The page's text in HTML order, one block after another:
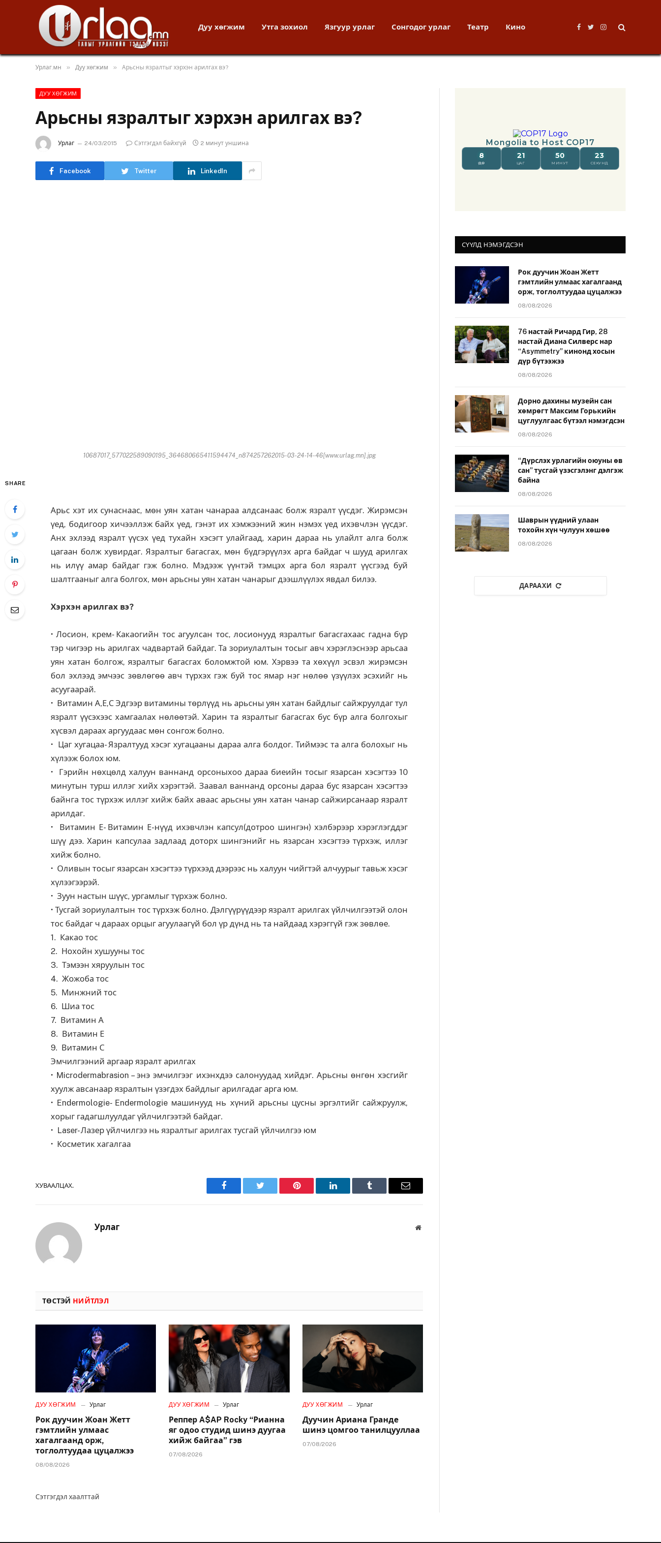
Дуу хөгжим Утга зохиол Язгуур урлаг Сонгодог урлаг Театр Кино
Facebook
TwitterInstagram
Урлаг.мн » Дуу хөгжим » Арьсны язралтыг хэрхэн арилгах вэ?
ДУУ ХӨГЖИМ
Арьсны язралтыг хэрхэн арилгах вэ?
Урлаг 24/03/2015 Сэтгэгдэл байхгүй 2 минут уншина
Facebook Twitter LinkedIn
10687017_577022589090195_364680665411594474_n874257262015-03-24-14-46[www.urlag.mn].jpg
SHARE
Арьс хэт их сунаснаас, мөн уян хатан чанараа алдсанаас болж язралт үүсдэг. Жирэмсэн
үед, бодигоор хичээллэж байх үед, гэнэт их хэмжээний жин нэмэх үед ихэвчлэн үүсдэг.
Анх эхлээд язралт үүсэх үед тухайн хэсэгт улайгаад, харин дараа нь улайлт алга болж
цагаан болж хувирдаг. Язралтыг багасгах, мөн бүдгэрүүлэх арга байдаг ч шууд арилгах
нь илүү амар байдаг гэж болно. Мэдээж үүнтэй тэмцэх арга бол язралт үүсгээд буй
шалтгааныг алга болгох, мөн арьсны уян хатан чанарыг дээшлүүлэх явдал билээ.
Хэрхэн арилгах вэ?
• Лосион, крем- Какаогийн тос агуулсан тос, лосионууд язралтыг багасгахаас гадна бүр
тэр чигээр нь арилгах чадвартай байдаг. Та зориулалтын тосыг авч хэрэглэснээр арьсаа
уян хатан болгож, язралтыг багасгах боломжтой юм. Хэрвээ та хөхүүл эсвэл жирэмсэн
бол эхлээд эмчээс зөвлөгөө авч түрхэх гэж буй тос ямар нэг нөлөө үзүүлэх эсэхийг нь
асуугаарай.
• Витамин А,Е,С Эдгээр витамины төрлүүд нь арьсны уян хатан байдлыг сайжруулдаг тул
язралт үүсэхээс хамгаалах нөлөөтэй. Харин та язралтыг багасгах бус бүр алга болгохыг
хүсвэл дараах аргуудаас мөн сонгож болно.
• Цаг хугацаа- Язралтууд хэсэг хугацааны дараа алга болдог. Тиймээс та алга болохыг нь
хүлээж болох юм.
• Гэрийн нөхцөлд халуун ваннанд орсоныхоо дараа биеийн тосыг язарсан хэсэгтээ 10
минутын турш иллэг хийх хэрэгтэй. Заавал ваннанд орсоны дараа бус язарсан хэсэгтээ
байнга тос түрхэж иллэг хийж байх аваас арьсны уян хатан чанар сайжирсанаар язралт
арилдаг.
• Витамин Е- Витамин Е-нүүд ихэвчлэн капсул(дотроо шингэн) хэлбэрээр хэрэглэгддэг
шүү дээ. Харин капсулаа задлаад доторх шингэнийг нь язарсан хэсэгтээ түрхэж, иллэг
хийж болно.
• Оливын тосыг язарсан хэсэгтээ түрхээд дээрээс нь халуун чийгтэй алчуурыг тавьж хэсэг
хүлээгээрэй.
• Зуун настын шүүс, ургамлыг түрхэж болно.
• Тусгай зориулалтын тос түрхэж болно. Дэлгүүрүүдээр язралт арилгах үйлчилгээтэй олон
тос байдаг ч дараах орцыг агуулаагүй бол үр дүнд нь та найдаад хэрэггүй гэж зөвлөе.
1. Какао тос
2. Нохойн хушууны тос
3. Тэмээн хяруулын тос
4. Жожоба тос
5. Минжний тос
6. Шиа тос
7. Витамин А
8. Витамин Е
9. Витамин С
Эмчилгээний аргаар язралт арилгах
• Microdermabrasion – энэ эмчилгээг ихэнхдээ салонуудад хийдэг. Арьсны өнгөн хэсгийг
хуулж авсанаар язралтын үзэгдэх байдлыг арилгадаг арга юм.
• Endermologie- Endermologie машинууд нь хүний арьсны цусны эргэлтийг сайжруулж,
хорыг гадагшлуулдаг үйлчилгээтэй байдаг.
• Laser- Лазер үйлчилгээ нь язралтыг арилгах тусгай үйлчилгээ юм
• Косметик хагалгаа
ХУВААЛЦАХ.
Facebook Twitter Pinterest LinkedIn Tumblr Имэйл
Урлаг Вэбсайт
ТӨСТЭЙ НИЙТЛЭЛ
ДУУ ХӨГЖИМ Урлаг
Рок дуучин Жоан Жетт
гэмтлийн улмаас
хагалгаанд орж,
тоглолтуудаа цуцалжээ
08/08/2026
ДУУ ХӨГЖИМ Урлаг
Реппер A$AP Rocky “Рианна
яг одоо студид шинэ дуугаа
хийж байгаа” гэв
07/08/2026
ДУУ ХӨГЖИМ Урлаг
Дуучин Ариана Гранде
шинэ цомгоо танилцууллаа
07/08/2026
Сэтгэгдэл хаалттай
СҮҮЛД НЭМЭГДСЭН
Рок дуучин Жоан Жетт
гэмтлийн улмаас хагалгаанд
орж, тоглолтуудаа цуцалжээ
08/08/2026
76 настай Ричард Гир, 28
настай Диана Силверс нар
“Asymmetry” кинонд хосын
дүр бүтээжээ
08/08/2026
Дорно дахины музейн сан
хөмрөгт Максим Горькийн
цуглуулгаас бүтээл нэмэгдсэн
08/08/2026
“Дүрслэх урлагийн оюуны өв
сан” тусгай үзэсгэлэнг дэлгэж
байна
08/08/2026
Шаврын үүдний улаан
тохойн хүн чулуун хөшөө
08/08/2026
ДАРААХИ